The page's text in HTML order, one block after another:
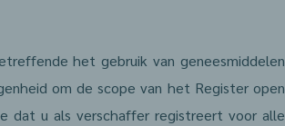
het gebruik van geneesmiddelen
om de scope van het Register open
dat u als verschaffer registreert voor alle